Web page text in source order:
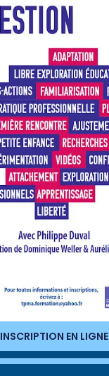
INSCRIPTION EN LIGNE